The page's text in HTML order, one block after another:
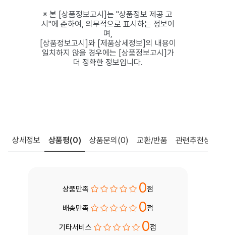
※ 본 [상품정보고시]는 "상품정보 제공 고
시"에 준하여, 의무적으로 표시하는 정보이
며,
[상품정보고시]와 [제품상세정보]의 내용이
일치하지 않을 경우에는 [상품정보고시]가
더 정확한 정보입니다.
상세정보 상품평(0) 상품문의 (0) 교환/반품 관련추천상품
상품만족 0점
배송만족 0점
기타서비스 0점